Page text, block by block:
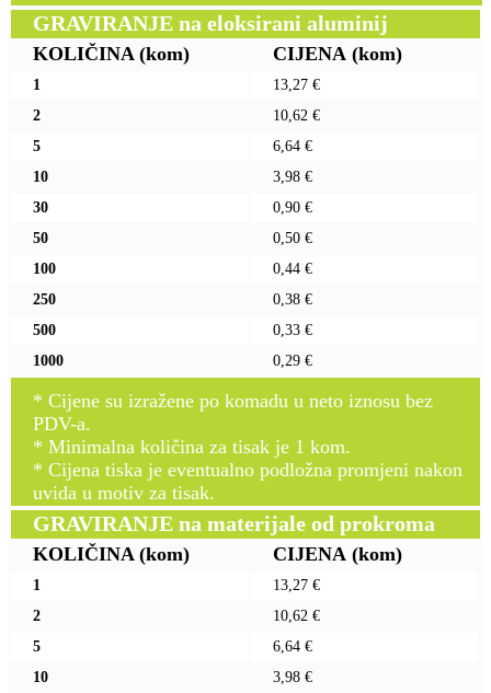
GRAVIRANJE na eloksirani aluminij
KOLIČINA (kom) CIJENA (kom)
1
13,27 €
2
10,62 €
5
6,64 €
10
3,98 €
30
0,90 €
50
0,50 €
100
0,44 €
250
0,38 €
500
0,33 €
1000
0,29 €
* Cijene su izražene po komadu u neto iznosu bez
PDV-a.
* Minimalna količina za tisak je 1 kom.
* Cijena tiska je eventualno podložna promjeni nakon
uvida u motiv za tisak.
GRAVIRANJE na materijale od prokroma
KOLIČINA (kom) CIJENA (kom)
1
13,27 €
2
10,62 €
5
6,64 €
10
3,98 €